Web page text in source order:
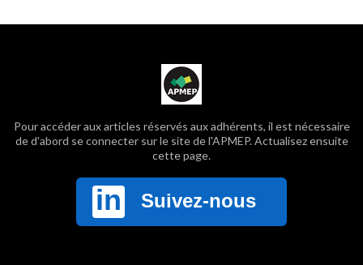
Pour accéder aux articles réservés aux adhérents, il est nécessaire
de d'abord se connecter sur le site de l'APMEP. Actualisez ensuite
cette page.